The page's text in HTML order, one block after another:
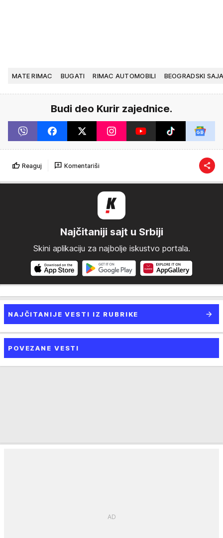
MATE RIMAC BUGATI RIMAC AUTOMOBILI BEOGRADSKI
Budi deo Kurir zajednice.
Reaguj Komentariši
Najčitaniji sajt u Srbiji
Skini aplikaciju za najbolje iskustvo portala.
NAJČITANIJE VESTI IZ RUBRIKE
POVEZANE VESTI